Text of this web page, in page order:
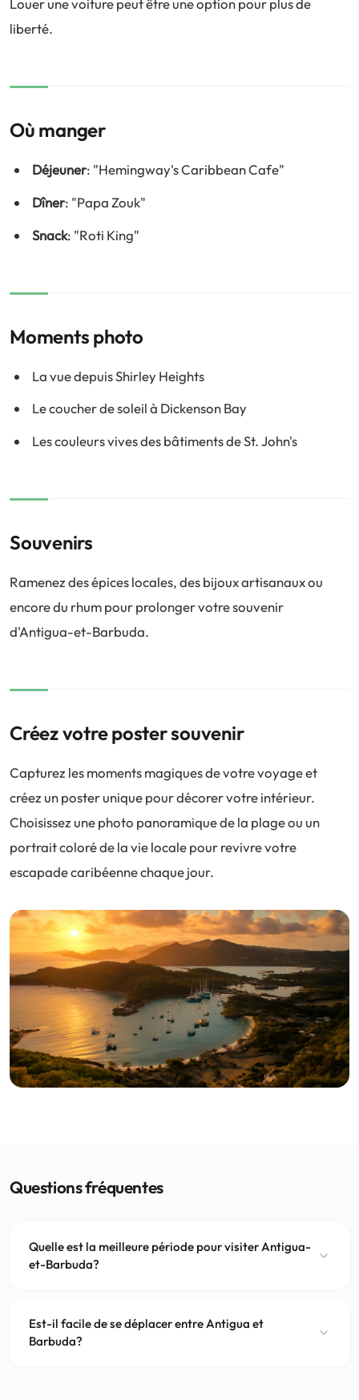
Louer une voiture peut être une option pour plus de
liberté.
Où manger
Déjeuner: "Hemingway's Caribbean Cafe"
Dîner: "Papa Zouk"
Snack: "Roti King"
Moments photo
La vue depuis Shirley Heights
Le coucher de soleil à Dickenson Bay
Les couleurs vives des bâtiments de St. John's
Souvenirs
Ramenez des épices locales, des bijoux artisanaux ou
encore du rhum pour prolonger votre souvenir
d'Antigua-et-Barbuda.
Créez votre poster souvenir
Capturez les moments magiques de votre voyage et
créez un poster unique pour décorer votre intérieur.
Choisissez une photo panoramique de la plage ou un
portrait coloré de la vie locale pour revivre votre
escapade caribéenne chaque jour.
Questions fréquentes
Quelle est la meilleure période pour visiter Antigua-
et-Barbuda?
Est-il facile de se déplacer entre Antigua et
Barbuda?